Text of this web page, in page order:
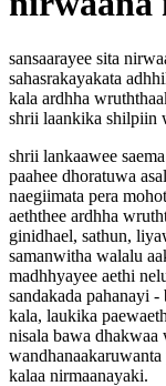
sansaarayee sita
sahasrakayakata
kala ardhha
shrii laankika
shrii lankaawee
paahee dhoratuwa
naegiimata pera
aeththee ardhha
ginidhael, sathun,
samanwitha walalu
madhhyayee aethi
sandakada pahanayi
kala, laukika
nisala bawa dhakwaa
kalaa nirmaanayaki.